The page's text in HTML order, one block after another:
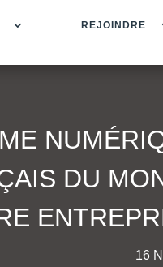
REJOINDRE
DU
16